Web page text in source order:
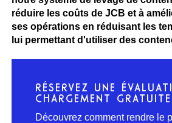
réduire les coûts de JCB et à
ses opérations en réduisant les
lui permettant d'utiliser des
RÉSERVEZ UNE
CHARGEMENT GRATUITE
Découvrez comment rendre le